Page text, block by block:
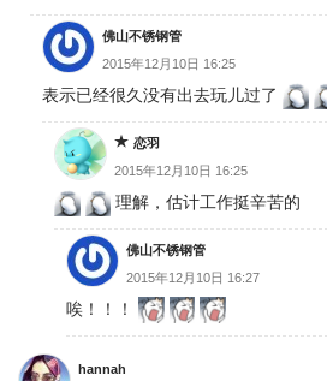
佛山不锈钢管
2015年12月10日 16:25
表示已经很久没有出去玩儿过了
恋羽
2015年12月10日 16:25
理解，估计工作挺辛苦的
佛山不锈钢管
2015年12月10日 16:27
唉！！！
hannah